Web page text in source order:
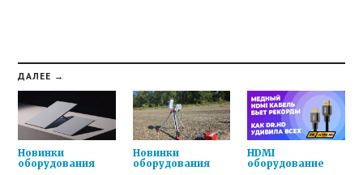
ДАЛЕЕ →
Новинки
оборудования
Новинки
оборудования
HDMI
оборудование